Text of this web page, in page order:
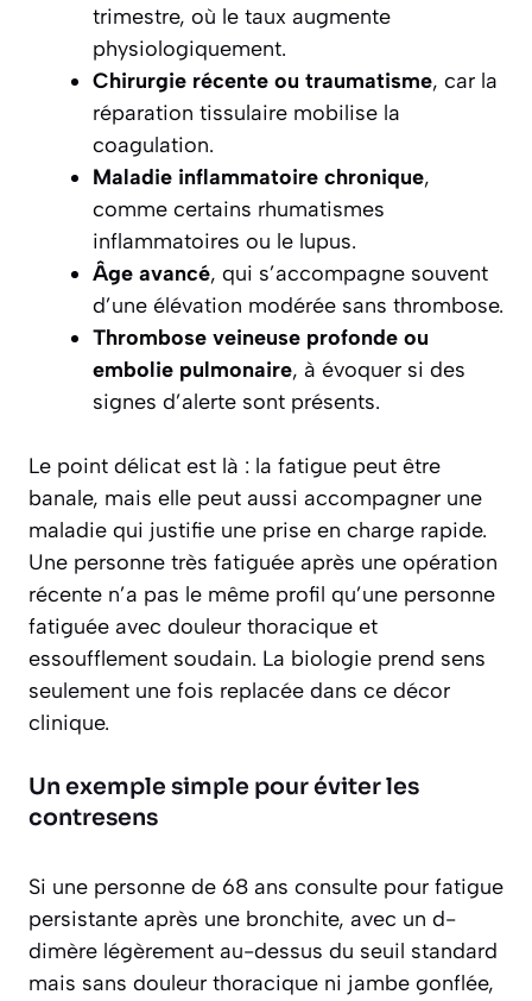
trimestre, où le taux augmente
physiologiquement.
Chirurgie récente ou traumatisme, car la
réparation tissulaire mobilise la
coagulation.
Maladie inflammatoire chronique,
comme certains rhumatismes
inflammatoires ou le lupus.
Âge avancé, qui s’accompagne souvent
d’une élévation modérée sans thrombose.
Thrombose veineuse profonde ou
embolie pulmonaire, à évoquer si des
signes d’alerte sont présents.
Le point délicat est là : la fatigue peut être
banale, mais elle peut aussi accompagner une
maladie qui justifie une prise en charge rapide.
Une personne très fatiguée après une opération
récente n’a pas le même profil qu’une personne
fatiguée avec douleur thoracique et
essoufflement soudain. La biologie prend sens
seulement une fois replacée dans ce décor
clinique.
Un exemple simple pour éviter les
contresens
Si une personne de 68 ans consulte pour fatigue
persistante après une bronchite, avec un d-
dimère légèrement au-dessus du seuil standard
mais sans douleur thoracique ni jambe gonflée,